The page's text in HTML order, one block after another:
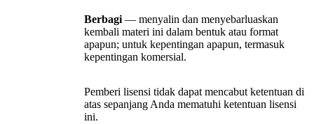
Berbagi — menyalin dan menyebarluaskan
kembali materi ini dalam bentuk atau format
apapun; untuk kepentingan apapun, termasuk
kepentingan komersial.
Pemberi lisensi tidak dapat mencabut ketentuan di
atas sepanjang Anda mematuhi ketentuan lisensi
ini.